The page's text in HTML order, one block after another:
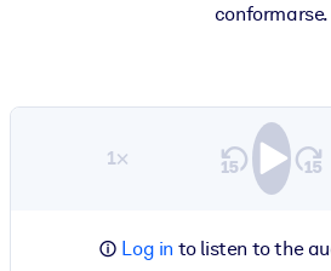
conformarse.
1×
Log in to listen to the